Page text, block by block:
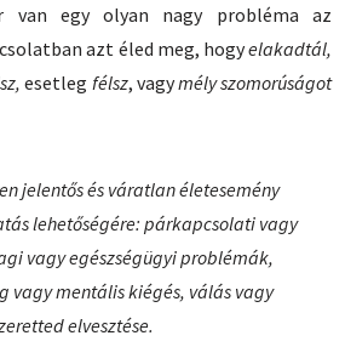
van egy olyan nagy probléma az
azt éled meg, hogyelakadtál,
esetleg félsz, vagymély szomorúságot
jelentős és váratlan életesemény
lehetőségére:párkapcsolati vagy
vagy egészségügyi problémák,
vagy mentális kiégés, válás vagy
elvesztése.